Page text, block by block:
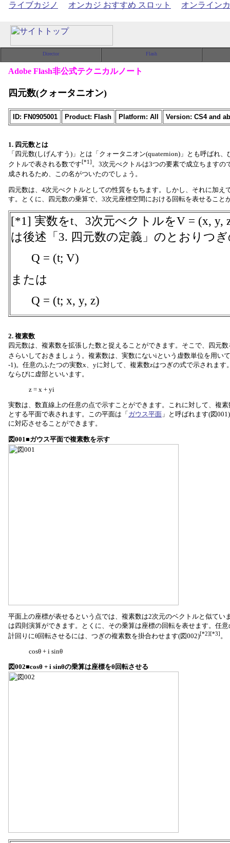
ライブカジノ オンカジ おすすめ スロット オンライン
Adobe Flash非公式テクニカルノート
四元数(クォータニオン)
ID: FN0905001 Product: Flash Platform: All Version: CS4 and
1. 四元数とは
「四元数(しげんすう)」とは「クォータニオン(quaternion)」とも呼ばれ
クトルで表される数です[*1] 。3次元べクトルは3つの要素で成立ちます
成されるため、この名がついたのでしょう。
四元数は、4次元べクトルとしての性質をもちます。しかし、それに加え
す。とくに、四元数の乗算で、3次元座標空間における回転を表せること
[*1] 実数をt、3次元べクトルをV = (x, y,
は後述「3. 四元数の定義」のとおりつ
Q = (t; V)
または
Q = (t; x, y, z)
2. 複素数
四元数は、複素数を拡張した数と捉えることができます。そこで、四元
さらいしておきましょう。複素数は、実数にないiという虚数単位を用い
-1)。任意のふたつの実数x、yに対して、複素数zはつぎの式で示されま
ならびに虚部といいます。
z = x + yi
実数は、数直線上の任意の点で示すことができます。これに対して、複
とする平面で表されます。この平面は「 ガウス平面 」と呼ばれます(図
に対応させることができます。
図001■ガウス平面で複素数を示す
平面上の座標が表せるという点では、複素数は2次元のベクトルと似てい
は四則演算ができます。とくに、その乗算は座標の回転を表せます。任
計回りにθ回転させるには、つぎの複素数を掛合わせます(図002)[*2][*3]。
cosθ + i sinθ
図002■cosθ + i sinθの乗算は座標をθ回転させる